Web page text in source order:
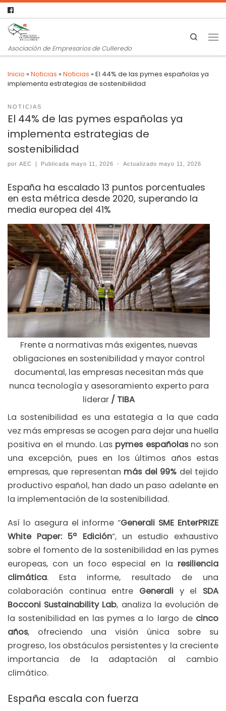
Asociación de Empresarios de Culleredo
Search
Inicio »Noticias »Noticias »El 44% de las pymes españolas ya
implementa estrategias de sostenibilidad
NOTICIAS
El 44% de las pymes españolas ya
implementa estrategias de
sostenibilidad
por AEC | Publicadamayo 11, 2026 - Actualizadomayo 11, 2026
España ha escalado 13 puntos porcentuales
en esta métrica desde 2020, superando la
media europea del 41%
Frente a normativas más exigentes, nuevas
obligaciones en sostenibilidad y mayor control
documental, las empresas necesitan más que
nunca tecnología y asesoramiento experto para
liderar / TIBA
La sostenibilidad es una estategia a la que cada
vez más empresas se acogen para dejar una huella
positiva en el mundo. Las pymes españolasno son
una excepción, pues en los últimos años estas
empresas, que representan más del 99% del tejido
productivo español, han dado un paso adelante en
la implementación de la sostenibilidad.
Así lo asegura el informe “Generali SME EnterPRIZE
White Paper: 5ª Edición“, un estudio exhaustivo
sobre el fomento de la sostenibilidad en las pymes
europeas, con un foco especial en la resiliencia
climática. Esta informe, resultado de una
colaboración continua entre Generali y el SDA
Bocconi Sustainability Lab, analiza la evolución de
la sostenibilidad en las pymes a lo largo de cinco
años, ofreciendo una visión única sobre su
progreso, los obstáculos persistentes y la creciente
importancia de la adaptación al cambio
climático.
España escala con fuerza